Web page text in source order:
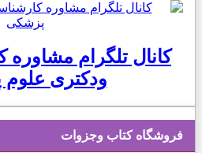
کانال تلگرام
ودکتری
فروشگاه کتاب وجزوات